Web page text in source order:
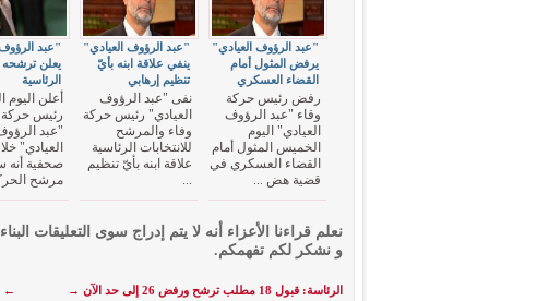
"عبد
يعلن ترشحه
الرئاسية
أعلن اليوم
رئيس حركة
"عبد
العيادي"
صحفية أنه
مرشح
"عبد الرؤوف العيادي"
ينفي علاقة ابنه بأيّ
تنظيم إرهابي
نفى "عبد الرؤوف
العيادي" رئيس حركة
وفاء والمرشح
للانتخابات الرئاسية
علاقة ابنه بأيّ تنظيم
...
"عبد الرؤوف العيادي"
يرفض المثول أمام
القضاء العسكري
رفض رئيس حركة
وقاء "عبد الرؤوف
العيادي" اليوم
الخميس المثول أمام
القضاء العسكري في
قضية هض ...
نعلم قراءنا الأعزاء أنه لا يتم إدراج سوى التعليقات
و نشكر لكم تفهمكم.
← الرئاسة: قبول 18 مطلب ترشح ورفض 26 إلى حد الآن →